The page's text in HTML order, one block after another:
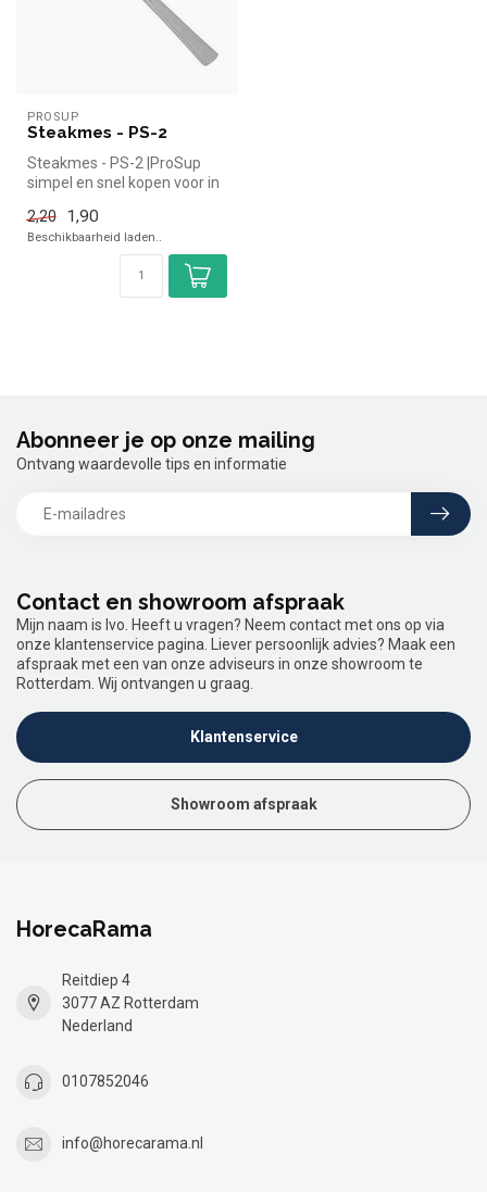
PROSUP
Steakmes - PS-2
Steakmes - PS-2 |ProSup
simpel en snel kopen voor in
2,20
1,90
Beschikbaarheid laden..
Contact en showroom afspraak
Mijn naam is Ivo. Heeft u vragen? Neem contact met ons op via
onze klantenservice pagina. Liever persoonlijk advies? Maak een
afspraak met een van onze adviseurs in onze showroom te
Rotterdam. Wij ontvangen u graag.
Klantenservice
Showroom afspraak
Abonneer je op onze mailing
Ontvang waardevolle tips en informatie
HorecaRama
Reitdiep 4
3077 AZ Rotterdam
Nederland
0107852046
info@horecarama.nl